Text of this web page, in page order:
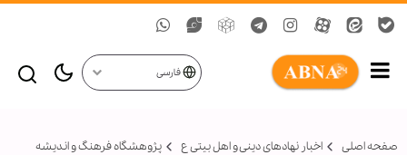
فارسی
صفحه اصلی اخبار نهادهای دینی و اهل بیتی ع پژوهشگاه فرهنگ و اندیشه